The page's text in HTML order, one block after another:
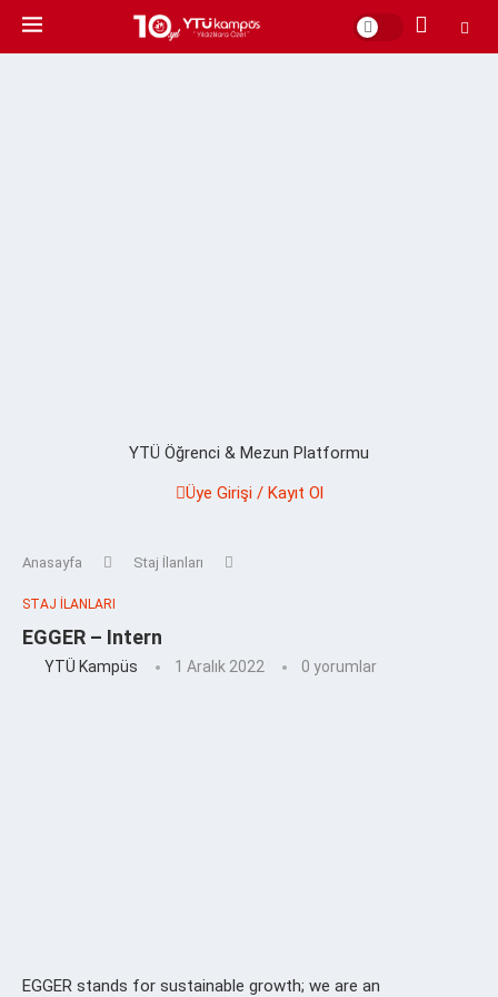
YTÜ Öğrenci & Mezun Platformu
Üye Girişi / Kayıt Ol
Anasayfa Staj İlanları
STAJ İLANLARI
EGGER – Intern
YTÜ Kampüs 1 Aralık 2022 0 yorumlar
EGGER stands for sustainable growth; we are an